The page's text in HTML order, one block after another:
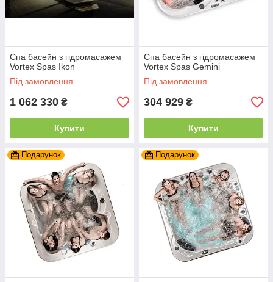
Спа басейн з гідромасажем
Vortex Spas Ikon
Під замовлення
1 062 330 ₴
Купити
Спа басейн з гідромасажем
Vortex Spas Gemini
Під замовлення
304 929 ₴
Купити
Подарунок Подарунок